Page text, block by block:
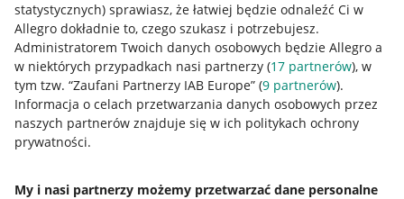
statystycznych) sprawiasz, że łatwiej będzie odnaleźć Ci w
Allegro dokładnie to, czego szukasz i potrzebujesz.
Administratorem Twoich danych osobowych będzie Allegro a
w niektórych przypadkach nasi partnerzy (17 partnerów), w
tym tzw. “Zaufani Partnerzy IAB Europe” (9 partnerów).
Informacja o celach przetwarzania danych osobowych przez
naszych partnerów znajduje się w ich politykach ochrony
prywatności.
My i nasi partnerzy możemy przetwarzać dane personalne
Przydatne informacje
Jak to działa